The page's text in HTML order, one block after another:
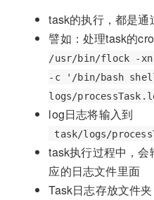
task的执行，都是
譬如：处理task的
/usr/bin/flock -xn
-c '/bin/bash
logs/
log日志将输入到
task/logs/
task执行过程中，
应的日志文件里面
Task日志存放文件夹